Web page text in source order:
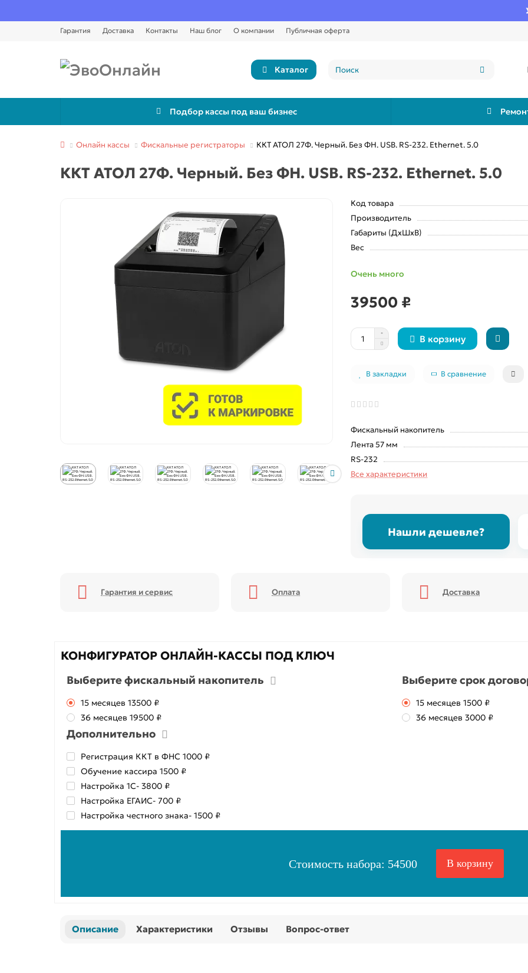
Гарантия Доставка Контакты Наш блог О компании Публичная оферта
Каталог
Подбор кассы под ваш бизнес
Онлайн кассы Фискальные регистраторы ККТ АТОЛ 27Ф. Черный. Без ФН. USB. RS-232. Ethernet. 5.0
ККТ АТОЛ 27Ф. Черный. Без ФН. USB. RS-232. Ethernet. 5.0
Код товара
Производитель
Габариты (ДхШхВ)
Вес
Очень много
39500 ₽
В корзину
В закладки В сравнение
Фискальный накопитель
Лента 57 мм
RS-232
Все характеристики
Нашли дешевле?
Гарантия и сервис Оплата Доставка
КОНФИГУРАТОР ОНЛАЙН-КАССЫ ПОД КЛЮЧ
Выберите фискальный накопитель
15 месяцев 13500 ₽
36 месяцев 19500 ₽
Выберите срок
15 месяцев 1500 ₽
36 месяцев 3000 ₽
Дополнительно
Регистрация ККТ в ФНС 1000 ₽
Обучение кассира 1500 ₽
Настройка 1С- 3800 ₽
Настройка ЕГАИС- 700 ₽
Настройка честного знака- 1500 ₽
Стоимость набора: 54500 В корзину
Описание Характеристики Отзывы Вопрос-ответ